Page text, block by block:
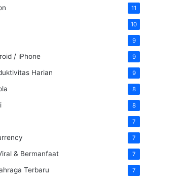
11
10
9
/ iPhone 9
Harian 9
8
8
7
7
& Bermanfaat 7
Terbaru 7